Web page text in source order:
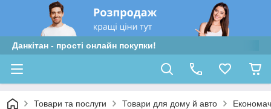
Данкітан - прості онлайн покупки!
Товари та послуги Товари для дому й авто